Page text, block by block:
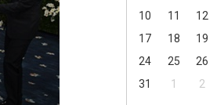
10
11 12
17
18 19
24
25 26
31
1 2